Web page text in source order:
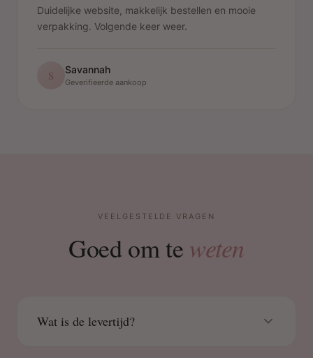
Duidelijke website, makkelijk bestellen en mooie
verpakking. Volgende keer weer.
S Savannah
Geverifieerde aankoop
VEELGESTELDE VRAGEN
Goed om te weten
Wat is de levertijd?